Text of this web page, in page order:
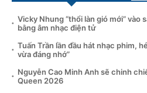
Vicky Nhung “thổi làn gió mới” vào
bằng âm nhạc điện tử
Tuấn Trần lần đầu hát nhạc phim,
vừa đáng nhớ”
Nguyễn Cao Minh Anh sẽ chinh
Queen 2026